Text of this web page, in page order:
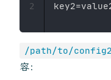
2
/path/to/
容：